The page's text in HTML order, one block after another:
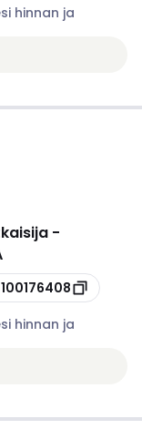
hinnan ja
-
100176408
hinnan ja